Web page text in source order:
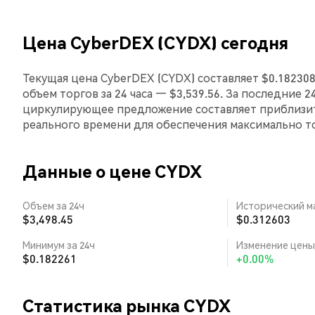
Цена CyberDEX (CYDX) сегодня
Текущая цена CyberDEX (CYDX) составляет
объем торгов за 24 часа — $3,539.56. За последние
циркулирующее предложение составляет
реального времени для обеспечения
Данные о цене CYDX
Объем за 24ч
$3,498.45
Исторический
$0.312603
Минимум за 24ч
$0.182261
Изменение цены
+0.00%
Статистика рынка CYDX